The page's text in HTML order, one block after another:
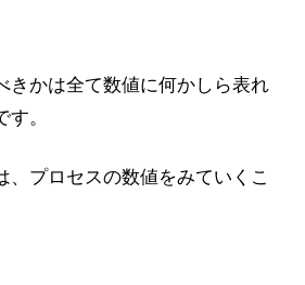
きかは全て数値に何かしら表れ
。
、プロセスの数値をみていくこ